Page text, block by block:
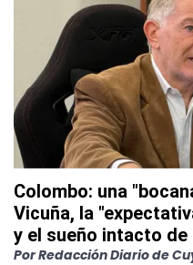
Colombo: una
Vicuña, la
y el sueño intacto de
PorRedacción Diario de